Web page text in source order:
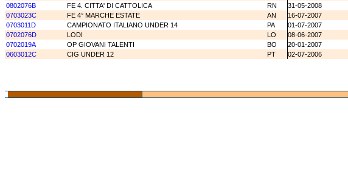
0802076B
FE 4. CITTA' DI CATTOLICA RN 31-05-2008
0703023C
FE 4° MARCHE ESTATE AN 16-07-2007
0703011D
CAMPIONATO ITALIANO UNDER 14 PA 01-07-2007
0702076D
LODI LO 08-06-2007
0702019A
OP GIOVANI TALENTI BO 20-01-2007
0603012C
CIG UNDER 12 PT 02-07-2006